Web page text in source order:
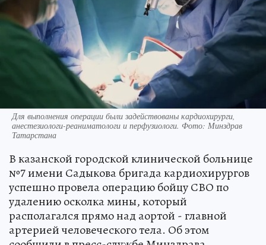
Для выполнения операции были задействованы кардиохирурги,
анестезиологи-реаниматологи и перфузиологи. Фото: Минздрав
Татарстана
В казанской городской клинической больнице
№7 имени Садыкова бригада кардиохирургов
успешно провела операцию бойцу СВО по
удалению осколка мины, который
располагался прямо над аортой - главной
артерией человеческого тела. Об этом